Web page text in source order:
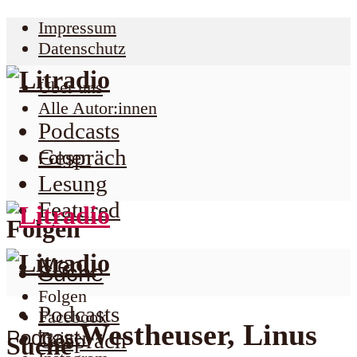
Impressum
Datenschutz
Über uns
Alle Autor:innen
Folgen
Folgen
Folgen
Facebook
Twitter
Podcasts
Gespräch
Lesung
Featured
Menu
Suche
Suche
Podcasts
Gespräch
PodcastWestheuser, Linus